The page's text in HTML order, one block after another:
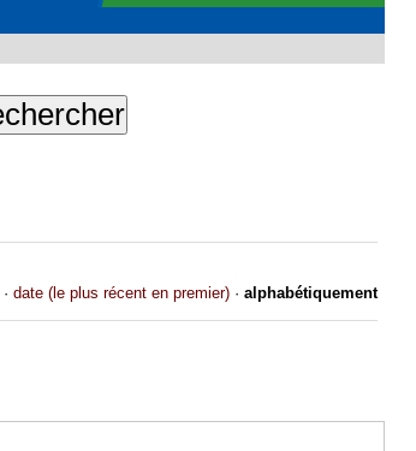
· date (le plus récent en premier) · alphabétiquement